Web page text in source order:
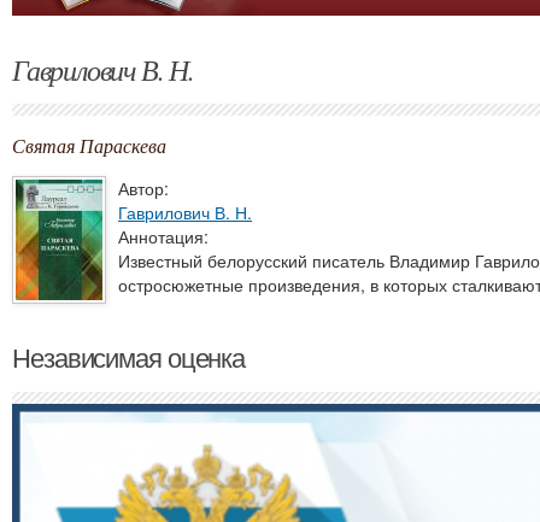
Гаврилович В. Н.
Святая Параскева
Автор:
Гаврилович В. Н.
Аннотация:
Известный белорусский писатель Владимир
остросюжетные произведения, в которых
Независимая оценка